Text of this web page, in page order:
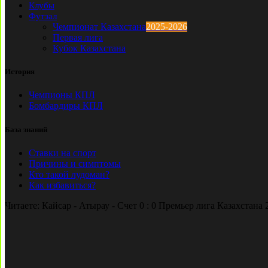
Клубы
Футзал
Чемпионат Казахстана2025-2026
Первая лига
Кубок Казахстана
История
Чемпионы КПЛ
Бомбардиры КПЛ
База знаний
Ставки на спорт
Причины и симптомы
Кто такой лудоман?
Как избавиться?
Читаете: Кайсар - Атырау - Счет 0 : 0 Премьер лига Казахстана